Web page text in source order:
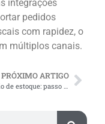
integrações
pedidos
com rapidez, o
múltiplos canais.
PRÓXIMO ARTIGO